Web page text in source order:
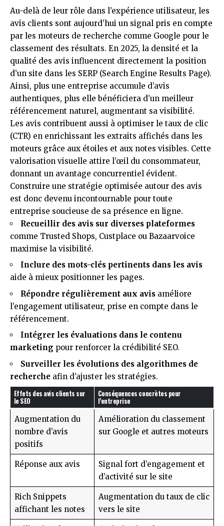
Au-delà de leur rôle dans l’expérience utilisateur, les
avis clients sont aujourd’hui un signal pris en compte
par les moteurs de recherche comme Google pour le
classement des résultats. En 2025, la densité et la
qualité des avis influencent directement la position
d’un site dans les SERP (Search Engine Results Page).
Ainsi, plus une entreprise accumule d’avis
authentiques, plus elle bénéficiera d’un meilleur
référencement naturel, augmentant sa visibilité.
Les avis contribuent aussi à optimiser le taux de clic
(CTR) en enrichissant les extraits affichés dans les
moteurs grâce aux étoiles et aux notes visibles. Cette
valorisation visuelle attire l’œil du consommateur,
donnant un avantage concurrentiel évident.
Construire une stratégie optimisée autour des avis
est donc devenu incontournable pour toute
entreprise soucieuse de sa présence en ligne.
Recueillir des avis sur diverses plateformes
comme Trusted Shops, Custplace ou Bazaarvoice
maximise la visibilité.
Inclure des mots-clés pertinents dans les avis
aide à mieux positionner les pages.
Répondre régulièrement aux avis améliore
l’engagement utilisateur, prise en compte dans le
référencement.
Intégrer les évaluations dans le contenu
marketing pour renforcer la crédibilité SEO.
Surveiller les évolutions des algorithmes de
recherche afin d’ajuster les stratégies.
Effets des avis clients sur
le SEO
Conséquences concrètes pour
l’entreprise
Augmentation du
nombre d’avis
positifs
Amélioration du classement
sur Google et autres moteurs
Réponse aux avis
Signal fort d’engagement et
d’activité sur le site
Rich Snippets
affichant les notes
Augmentation du taux de clic
vers le site